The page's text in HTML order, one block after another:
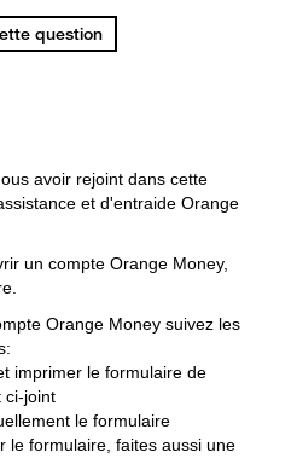
question
avoir rejoint dans cette
et d'entraide Orange
un compte Orange Money,
Orange Money suivez les
imprimer le formulaire de
ci-joint
le formulaire
le formulaire, faites aussi une